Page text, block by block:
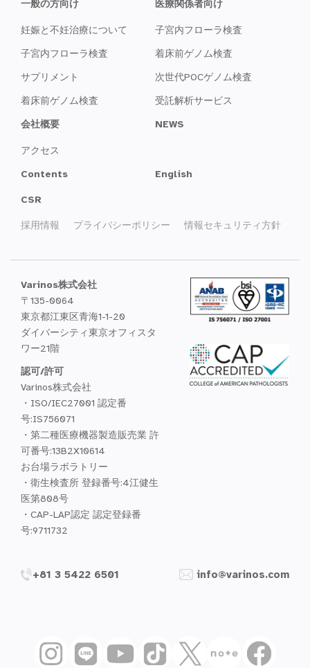
一般の方向け
妊娠と不妊治療について
子宮内フローラ検査
サプリメント
着床前ゲノム検査
医療関係者向け
子宮内フローラ検査
着床前ゲノム検査
次世代POCゲノム検査
受託解析サービス
会社概要
アクセス
NEWS
Contents English
CSR
採用情報 プライバシーポリシー 情報セキュリティ方針
Varinos株式会社
〒135-0064
東京都江東区青海1-1-20
ダイバーシティ東京オフィスタ
ワー21階
認可/許可
Varinos株式会社
・ISO/IEC27001 認定番
号:IS756071
・第二種医療機器製造販売業 許
可番号:13B2X10614
お台場ラボラトリー
・衛生検査所 登録番号:4江健生
医第808号
・CAP-LAP認定 認定登録番
号:9711732
+81 3 5422 6501 info@varinos.com